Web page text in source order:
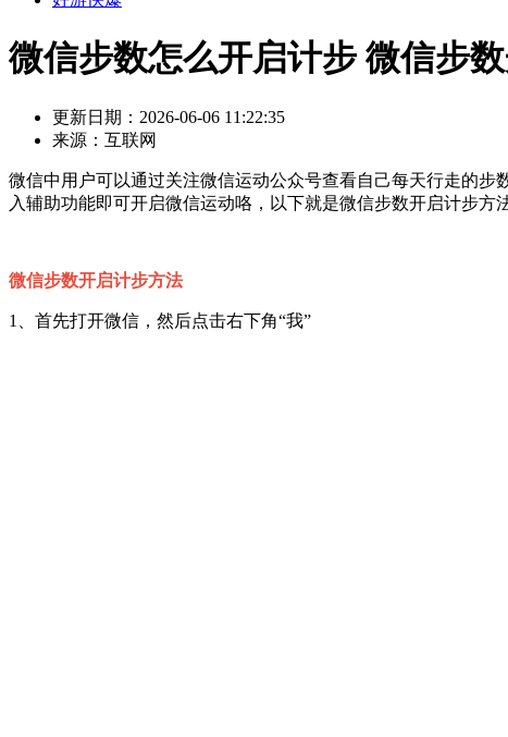
微信步数怎么开启计步 微信步
更新日期： 2026-06-06 11:22:35
来源： 互联网
微信中用户可以通过关注微信运动公众号查看自己每天行走的
入辅助功能即可开启微信运动咯，以下就是微信步数开启计步方法
微信步数开启计步方法
1、首先打开微信，然后点击右下角“我”